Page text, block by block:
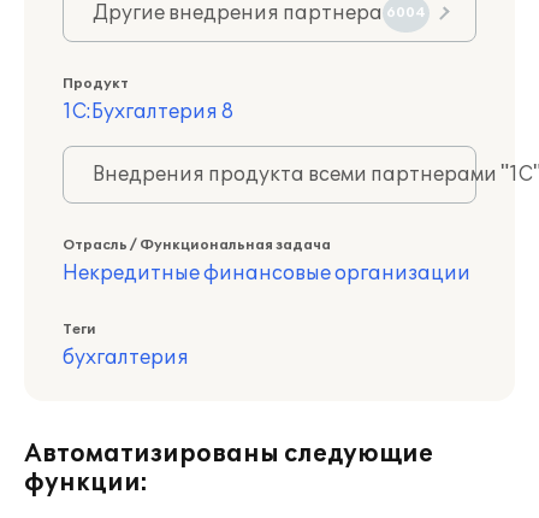
Другие внедрения партнера 6004
Продукт
1С:Бухгалтерия 8
Внедрения продукта всеми партнерами
Отрасль / Функциональная задача
Некредитные финансовые организации
Теги
бухгалтерия
Автоматизированы следующие
функции: